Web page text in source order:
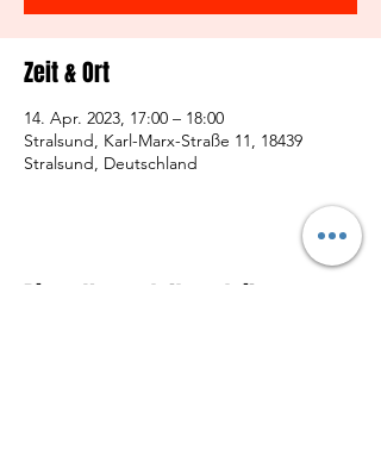
Zeit & Ort
14. Apr. 2023, 17:00 – 18:00
Stralsund, Karl-Marx-Straße 11, 18439
Stralsund, Deutschland
Diese Veranstaltung teilen